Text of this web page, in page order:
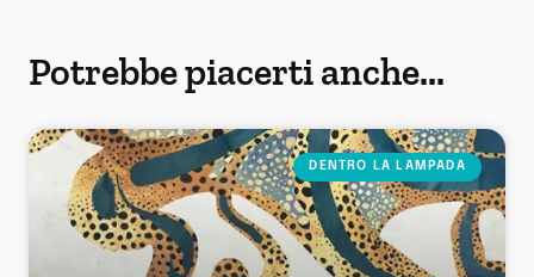
Potrebbe piacerti anche...
DENTRO LA LAMPADA